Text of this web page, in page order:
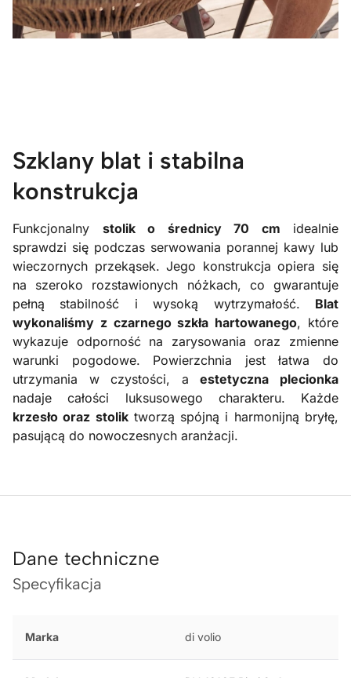
Szklany blat i stabilna
konstrukcja
Funkcjonalny stolik o średnicy 70 cm idealnie
sprawdzi się podczas serwowania porannej kawy lub
wieczornych przekąsek. Jego konstrukcja opiera się
na szeroko rozstawionych nóżkach, co gwarantuje
pełną stabilność i wysoką wytrzymałość. Blat
wykonaliśmy z czarnego szkła hartowanego, które
wykazuje odporność na zarysowania oraz zmienne
warunki pogodowe. Powierzchnia jest łatwa do
utrzymania w czystości, aestetyczna plecionka
nadaje całości luksusowego charakteru. Każde
krzesło oraz stoliktworzą spójną i harmonijną bryłę,
pasującą do nowoczesnych aranżacji.
Dane techniczne
Specyfikacja
Marka di volio